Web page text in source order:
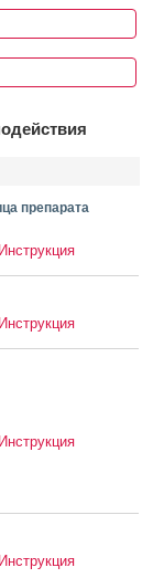
препарата
Инструкция
Инструкция
Инструкция
Инструкция